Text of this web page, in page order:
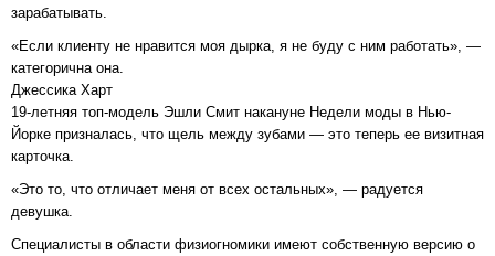
зарабатывать.
«Если клиенту не нравится моя дырка, я не буду с ним работать», —
категорична она.
Джессика Харт
19-летняя топ-модель Эшли Смит накануне Недели моды в Нью-
Йорке призналась, что щель между зубами — это теперь ее визитная
карточка.
«Это то, что отличает меня от всех остальных», — радуется
девушка.
Специалисты в области физиогномики имеют собственную версию о